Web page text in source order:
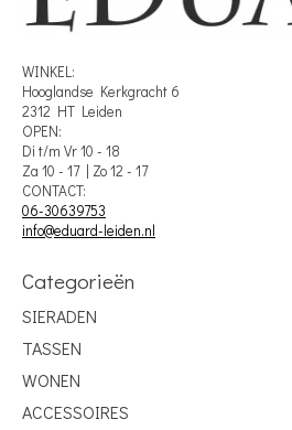
WINKEL:
Hooglandse Kerkgracht 6
2312 HT Leiden
OPEN:
Di t/m Vr 10 - 18
Za 10 - 17 | Zo 12 - 17
CONTACT:
06-30639753
info@eduard-leiden.nl
Categorieën
SIERADEN
TASSEN
WONEN
ACCESSOIRES